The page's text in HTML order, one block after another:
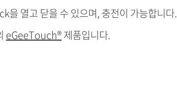
열고 닫을 수 있으며, 충전이 가능합니다.
eGeeTouch®제품입니다.